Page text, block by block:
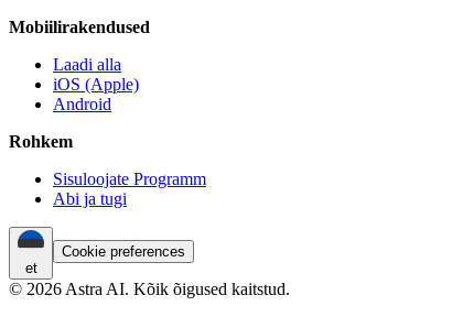
Mobiilirakendused
Laadi alla
iOS (Apple)
Android
Rohkem
Sisuloojate Programm
Abi ja tugi
et
Cookie preferences
© 2026 Astra AI. Kõik õigused kaitstud.